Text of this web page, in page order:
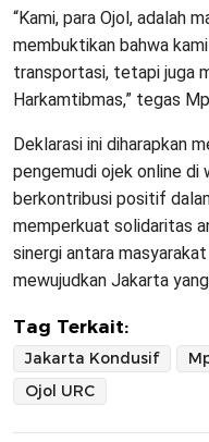
“Kami, para Ojol, adalah
membuktikan bahwa
transportasi, tetapi juga
Harkamtibmas,” tegas
Deklarasi ini diharapkan
pengemudi ojek online
berkontribusi positif
memperkuat solidaritas
sinergi antara
mewujudkan Jakarta
Tag Terkait:
Jakarta Kondusif
Ojol URC